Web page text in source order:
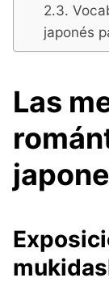
japonés
Las